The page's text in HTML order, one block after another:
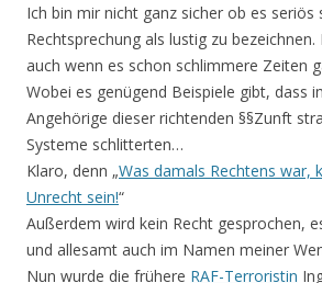
Ich bin mir nicht ganz sicher ob es seriös
Rechtsprechung als lustig zu
auch wenn es schon schlimmere Zeiten
Wobei es genügend Beispiele gibt, dass
Angehörige dieser richtenden §§Zunft
Systeme schlitterten…
Klaro, denn „Was damals Rechtens war,
Unrecht sein!“
Außerdem wird kein Recht gesprochen,
und allesamt auch im Namen meiner
Nun wurde die frühere RAF-Terroristin